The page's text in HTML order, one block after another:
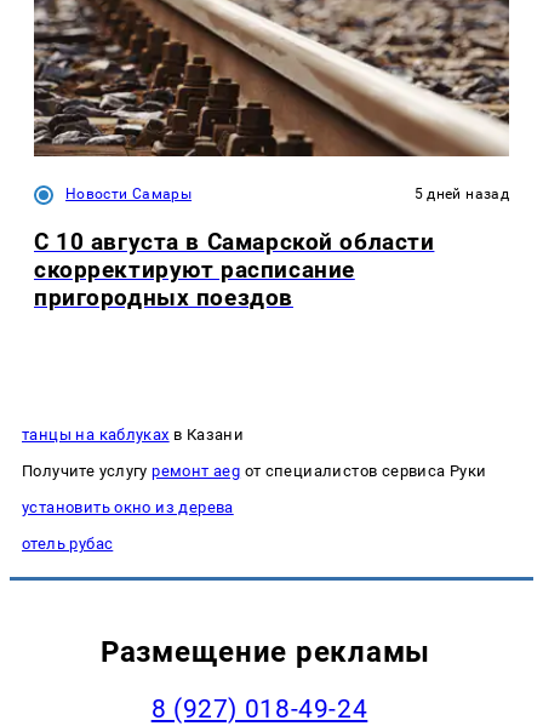
Новости Самары 5 дней назад
С 10 августа в Самарской области
скорректируют расписание
пригородных поездов
танцы на каблуках в Казани
Получите услугуремонт aeg от специалистов сервиса Руки
установить окно из дерева
отель рубас
Размещение рекламы
8 (927) 018-49-24